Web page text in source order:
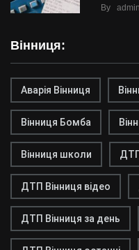
By admin
Вінниця:
Аварія Вінниця
Вінниця Бомба
Вінниця школи
ДТП Вінниця відео
ДТП Вінниця за день